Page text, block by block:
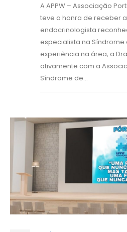
A APPW – Associação
teve a honra de receber a
endocrinologista
especialista na Síndrome
experiência na área, a
ativamente com a
Síndrome de...